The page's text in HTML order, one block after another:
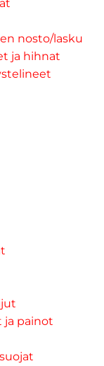
nosto/lasku
ja hihnat
ja painot